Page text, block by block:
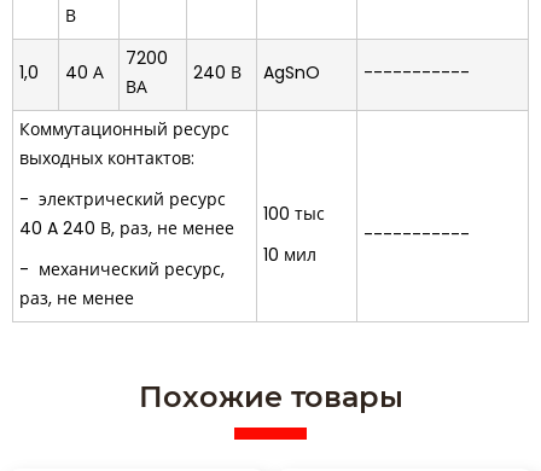
В
1,0 40 А
7200
ВА
240 В AgSnO -----------
Коммутационный ресурс
выходных контактов:
- электрический ресурс
40 A 240 В, раз, не менее
- механический ресурс,
раз, не менее
100 тыс
10 мил
-----------
Похожие товары